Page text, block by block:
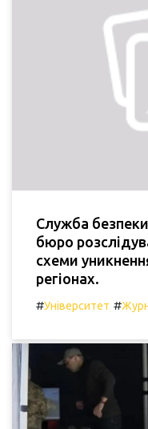
Служба
бюро
схеми
регіонах.
#Університет #